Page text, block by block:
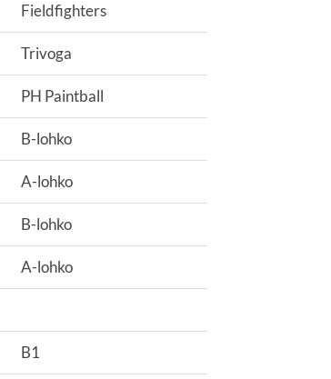
Fieldfighters
Trivoga
PH Paintball
B-lohko
A-lohko
B-lohko
A-lohko
B1